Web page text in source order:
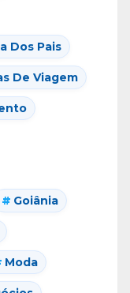
Dos Pais
De Viagem
Goiânia
Moda